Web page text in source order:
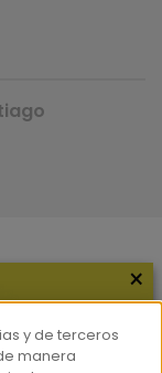
×
y de terceros
manera